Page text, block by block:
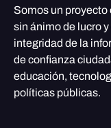
Somos un proyecto
sin ánimo de lucro
integridad de la
de confianza
educación,
políticas públicas.